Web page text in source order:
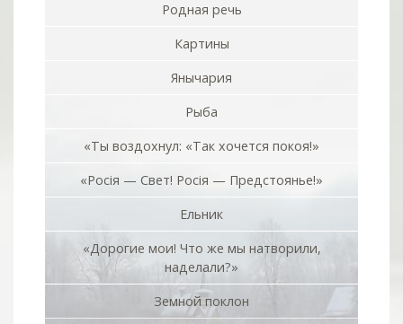
Родная речь
Картины
Янычария
Рыба
«Ты воздохнул: «Так хочется покоя!»
«Росiя — Свет! Росiя — Предстоянье!»
Ельник
«Дорогие мои! Что же мы натворили,
наделали?»
Земной поклон